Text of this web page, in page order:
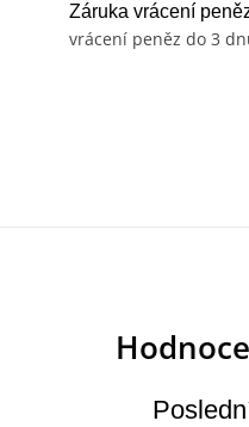
Záruka vrácení
vrácení peněz do 3